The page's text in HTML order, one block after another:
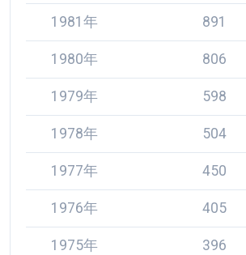
1981年 891
1980年 806
1979年 598
1978年 504
1977年 450
1976年 405
1975年 396